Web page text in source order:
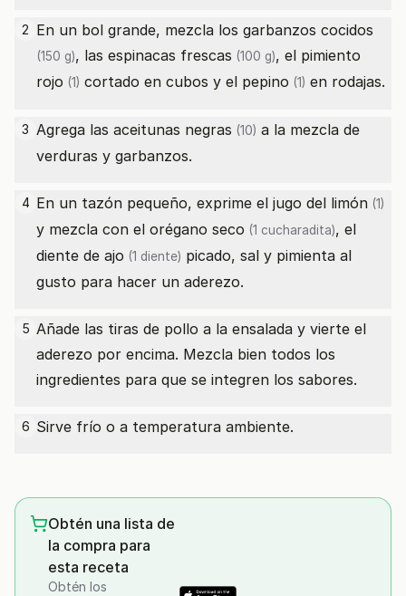
2 En un bol grande, mezcla los garbanzos cocidos
(150 g), las espinacas frescas (100 g), el pimiento
rojo (1) cortado en cubos y el pepino (1) en rodajas.
3 Agrega las aceitunas negras (10) a la mezcla de
verduras y garbanzos.
4 En un tazón pequeño, exprime el jugo del limón (1)
y mezcla con el orégano seco (1 cucharadita), el
diente de ajo (1 diente) picado, sal y pimienta al
gusto para hacer un aderezo.
5 Añade las tiras de pollo a la ensalada y vierte el
aderezo por encima. Mezcla bien todos los
ingredientes para que se integren los sabores.
6 Sirve frío o a temperatura ambiente.
Obtén una lista de
la compra para
esta receta
Obtén los